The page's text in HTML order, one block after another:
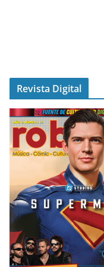
Revista Digital